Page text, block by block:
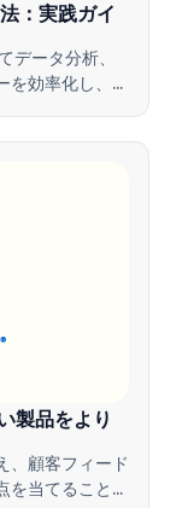
：実践ガイ
ータ分析、
を効率化し、製
17
製品をより
、顧客フィード
を当てること